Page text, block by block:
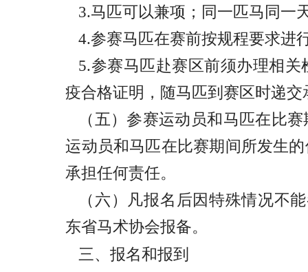
3.马匹可以兼项；同一匹马同一
4.参赛马匹在赛前按规程要求进
5.参赛马匹赴赛区前须办理相
疫合格证明，随马匹到赛区时递交
（五）参赛运动员和马匹在比
运动员和马匹在比赛期间所发生
承担任何责任。
（六）凡报名后因特殊情况不
东省马术协会报备。
三、报名和报到